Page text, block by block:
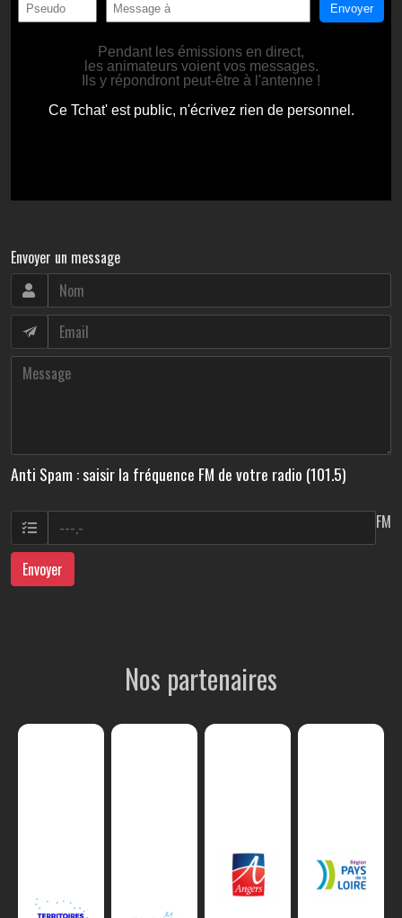
Envoyer un message
Anti Spam : saisir la fréquence FM de votre radio (101.5)
FM
Envoyer
Nos partenaires